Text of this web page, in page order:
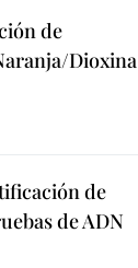
de
Dioxina
de
de ADN